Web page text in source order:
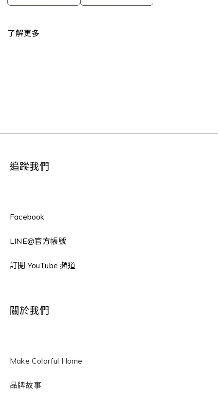
了解更多
追蹤我們
Facebook
LINE@官方帳號
訂閱 YouTube 頻道
關於我們
Make Colorful Home
品牌故事